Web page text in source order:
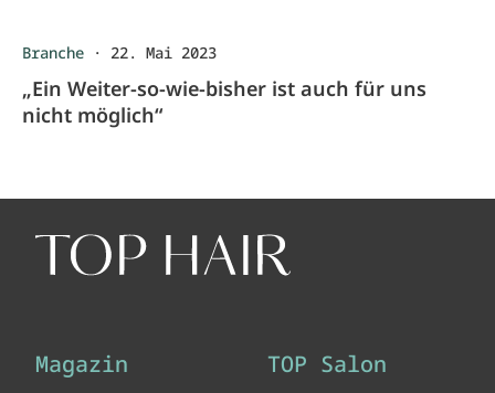
Branche · 22. Mai 2023
„Ein Weiter-so-wie-bisher ist auch für uns
nicht möglich“
Magazin TOP Salon